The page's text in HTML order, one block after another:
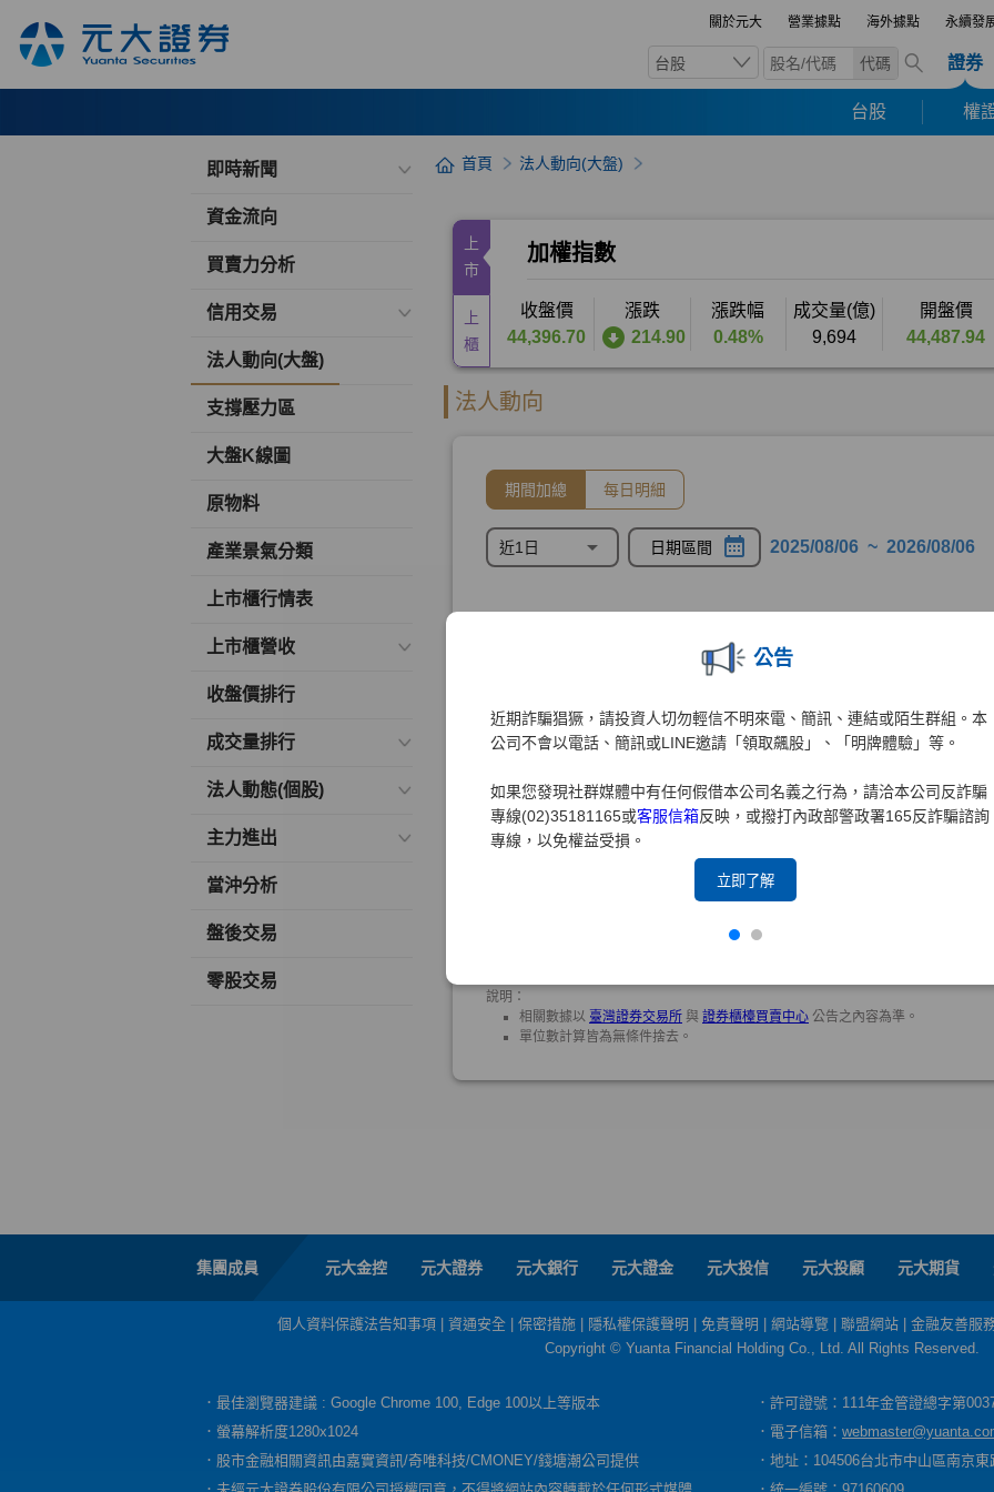
關於元大 營業據點 海外據點 永續發
台股 代碼 證券
台股 權
公告
近期詐騙猖獗，請投資人切勿輕信不明來電、簡訊、連結或陌生群組。本
公司不會以電話、簡訊或LINE邀請「領取飆股」、「明牌體驗」等。
如果您發現社群媒體中有任何假借本公司名義之行為，請洽本公司反詐騙
專線(02)35181165或客服信箱反映，或撥打內政部警政署165反詐騙諮詢
專線，以免權益受損。
立即了解
即時新聞
資金流向
買賣力分析
信用交易
法人動向(大盤)
支撐壓力區
大盤K線圖
原物料
產業景氣分類
上市櫃行情表
上市櫃營收
收盤價排行
成交量排行
法人動態(個股)
主力進出
當沖分析
盤後交易
零股交易
首頁 法人動向(大盤)
集團成員 元大金控 元大證券 元大銀行 元大證金 元大投信 元大投顧 元大期貨
個人資料保護法告知事項 資通安全 保密措施 隱私權保護聲明 免責聲明 網站導覽 聯盟網站
金融友善服
Copyright © Yuanta Financial Holding Co., Ltd. All Rights Reserved.
．最佳瀏覽器建議 : Google Chrome 100, Edge 100以上等版本
．許可證號：111年金管證總字第
．螢幕解析度1280x1024
．電子信箱：
．股市金融相關資訊由嘉實資訊/奇唯科技/CMONEY/錢塘潮公司提供
．地址：104506台北市中山區南京